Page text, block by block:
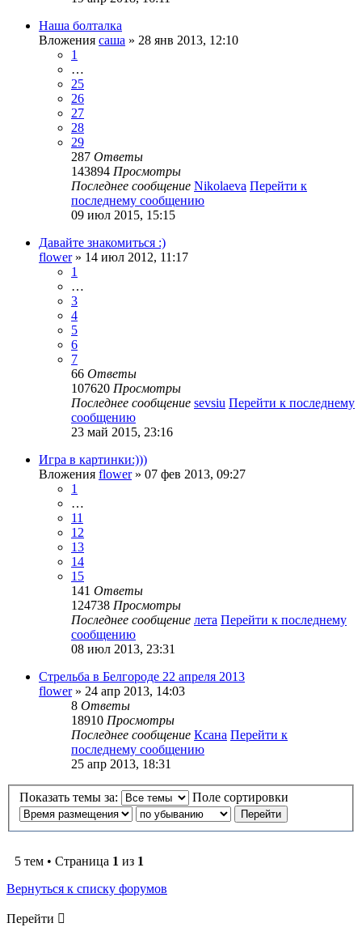
Наша болталка
Вложения саша » 28 янв 2013, 12:10
1
…
25
26
27
28
29
287 Ответы
143894 Просмотры
Последнее сообщение Nikolaeva Перейти к
последнему сообщению
09 июл 2015, 15:15
Давайте знакомиться :)
flower» 14 июл 2012, 11:17
1
…
3
4
5
6
7
66 Ответы
107620 Просмотры
Последнее сообщение sevsiu Перейти к последнему
сообщению
23 май 2015, 23:16
Игра в картинки:)))
Вложения flower» 07 фев 2013, 09:27
1
…
11
12
13
14
15
141 Ответы
124738 Просмотры
Последнее сообщение лета Перейти к последнему
сообщению
08 июл 2013, 23:31
Стрельба в Белгороде 22 апреля 2013
flower» 24 апр 2013, 14:03
8 Ответы
18910 Просмотры
Последнее сообщение Ксана Перейти к
последнему сообщению
25 апр 2013, 18:31
Показать темы за: Поле сортировки
5 тем • Страница 1 из 1
Вернуться к списку форумов
Перейти